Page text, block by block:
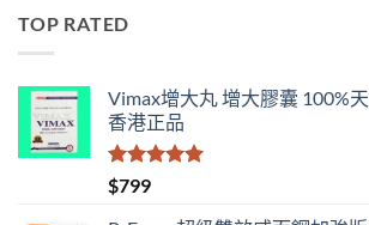
TOP RATED
Vimax增大丸 增大膠囊 100%
香港正品
評分
滿分 5
$799